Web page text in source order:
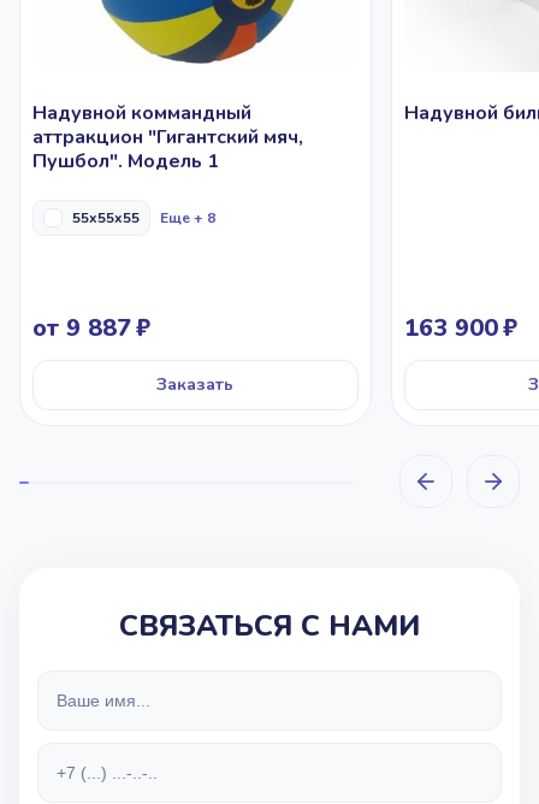
Надувной коммандный
аттракцион "Гигантский мяч,
Пушбол". Модель 1
55x55x55 Еще + 8
от 9 887
Заказать
Надувной
163 900
СВЯЗАТЬСЯ С НАМИ